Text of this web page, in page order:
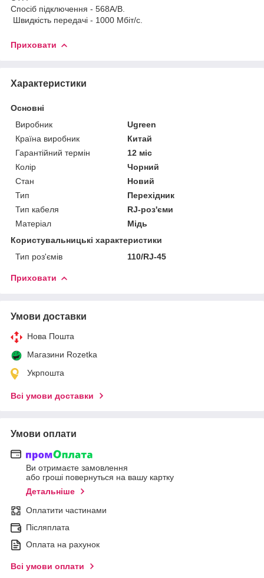
Спосіб підключення - 568A/B.
Швидкість передачі - 1000 Мбіт/с.
Приховати
Характеристики
Основні
Виробник
Ugreen
Країна виробник
Китай
Гарантійний термін
12 міс
Колір
Чорний
Стан
Новий
Тип
Перехідник
Тип кабеля
RJ-роз'єми
Матеріал
Мідь
Користувальницькі характеристики
Тип роз'ємів
110/RJ-45
Приховати
Умови доставки
Нова Пошта
Магазини Rozetka
Укрпошта
Всі умови доставки
Умови оплати
Ви отримаєте замовлення
або гроші повернуться на вашу картку
Детальніше
Оплатити частинами
Післяплата
Оплата на рахунок
Всі умови оплати